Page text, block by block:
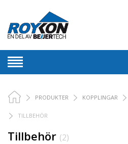
PRODUKTER KOPPLINGAR
TILLBEHÖR
Tillbehör (2)